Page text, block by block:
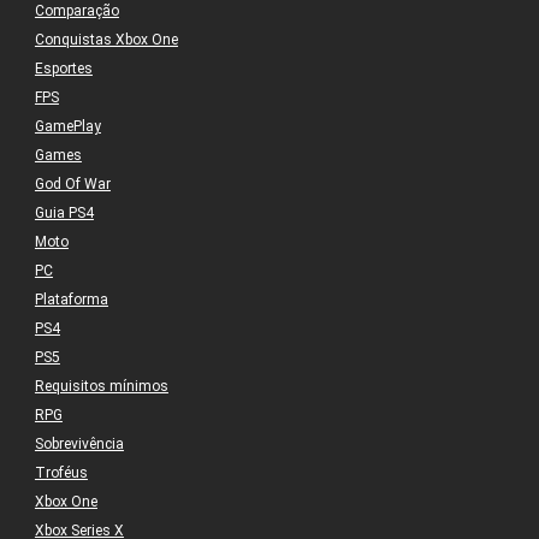
Comparação
Conquistas Xbox One
Esportes
FPS
GamePlay
Games
God Of War
Guia PS4
Moto
PC
Plataforma
PS4
PS5
Requisitos mínimos
RPG
Sobrevivência
Troféus
Xbox One
Xbox Series X